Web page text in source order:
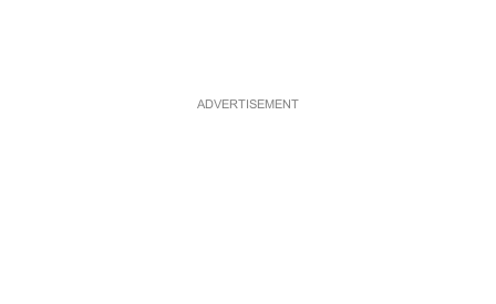
ADVERTISEMENT